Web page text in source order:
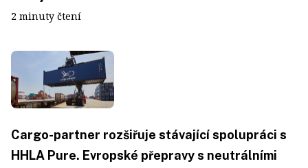
2 minuty čtení
Cargo-partner rozšiřuje stávající spolupráci s
HHLA Pure. Evropské přepravy s neutrálními